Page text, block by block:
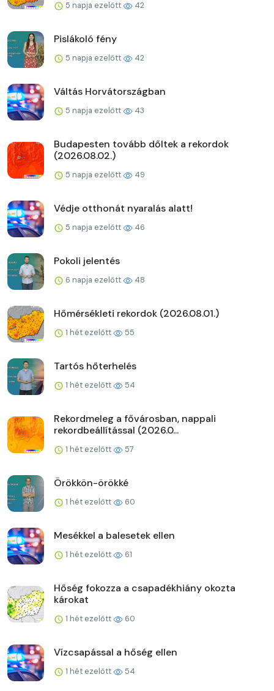
5 napja ezelőtt 42
Pislákoló fény
5 napja ezelőtt 42
Váltás Horvátországban
5 napja ezelőtt 43
Budapesten tovább dőltek a rekordok
(2026.08.02.)
5 napja ezelőtt 49
Védje otthonát nyaralás alatt!
5 napja ezelőtt 46
Pokoli jelentés
6 napja ezelőtt 48
Hőmérsékleti rekordok (2026.08.01.)
1 hét ezelőtt 55
Tartós hőterhelés
1 hét ezelőtt 54
Rekordmeleg a fővárosban, nappali
rekordbeállítással (2026.0...
1 hét ezelőtt 57
Örökkön-örökké
1 hét ezelőtt 60
Mesékkel a balesetek ellen
1 hét ezelőtt 61
Hőség fokozza a csapadékhiány okozta
károkat
1 hét ezelőtt 60
Vízcsapással a hőség ellen
1 hét ezelőtt 54